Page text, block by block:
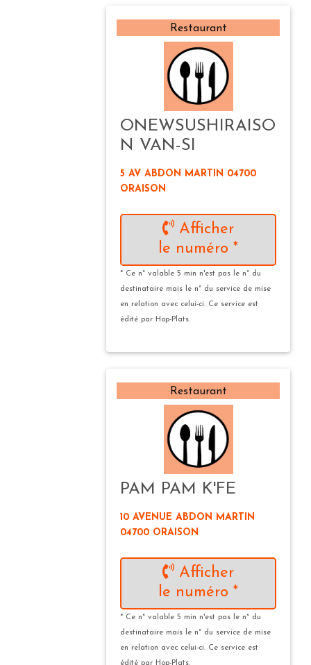
Restaurant
ONEWSUSHIRAISO
N VAN-SI
5 AV ABDON MARTIN 04700
ORAISON
Afficher
le numéro *
* Ce n° valable 5 min n'est pas le n° du
destinataire mais le n° du service de mise
en relation avec celui-ci. Ce service est
édité par Hop-Plats.
Restaurant
PAM PAM K'FE
10 AVENUE ABDON MARTIN
04700 ORAISON
Afficher
le numéro *
* Ce n° valable 5 min n'est pas le n° du
destinataire mais le n° du service de mise
en relation avec celui-ci. Ce service est
édité par Hop-Plats.